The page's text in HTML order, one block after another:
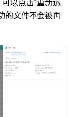
以点击“重新运
的文件不会被再